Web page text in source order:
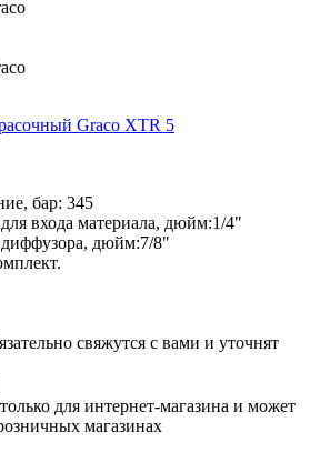
бар: 345
для входа материала, дюйм:1/4"
диффузора, дюйм:7/8"
свяжутся с вами и уточнят
для интернет-магазина и может
магазинах